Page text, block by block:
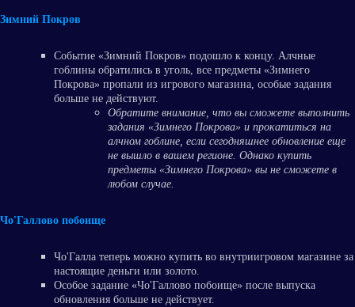
Зимний Покров
Событие «Зимний Покров» подошло к концу. Алчные
гоблины обратились в уголь, все предметы «Зимнего
Покрова» пропали из игрового магазина, особые задания
больше не действуют.
Обратите внимание, что вы сможете выполнить
задания «Зимнего Покрова» и прокатиться на
алчном гоблине, если сегодняшнее обновление еще
не вышло в вашем регионе. Однако купить
предметы «Зимнего Покрова» вы не сможете в
любом случае.
Чо'Галлово побоище
Чо'Галла теперь можно купить во внутриигровом магазине за
настоящие деньги или золото.
Особое задание «Чо'Галлово побоище» после выпуска
обновления больше не действует.